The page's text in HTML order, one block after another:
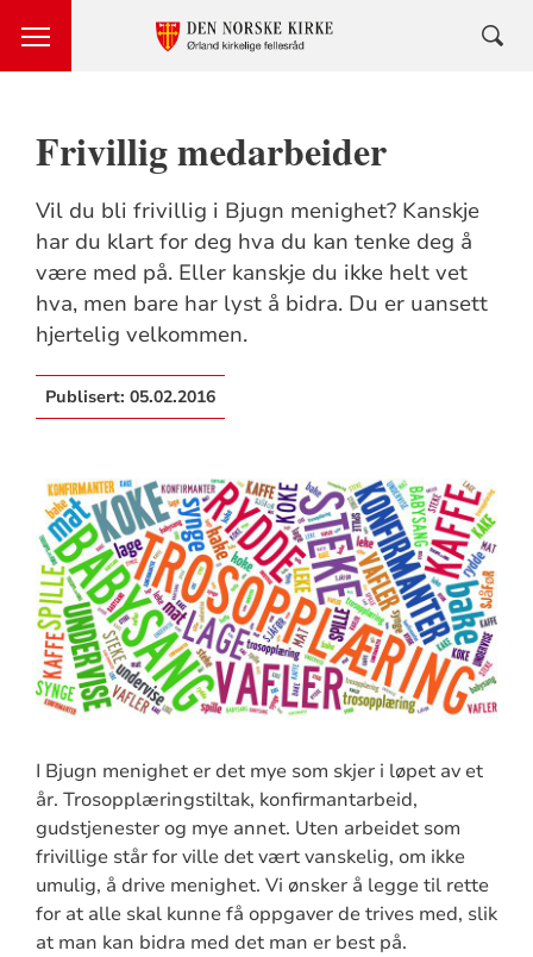
Frivillig medarbeider
Vil du bli frivillig i Bjugn menighet? Kanskje
har du klart for deg hva du kan tenke deg å
være med på. Eller kanskje du ikke helt vet
hva, men bare har lyst å bidra. Du er uansett
hjertelig velkommen.
Publisert: 05.02.2016
I Bjugn menighet er det mye som skjer i løpet av et
år. Trosopplæringstiltak, konfirmantarbeid,
gudstjenester og mye annet. Uten arbeidet som
frivillige står for ville det vært vanskelig, om ikke
umulig, å drive menighet. Vi ønsker å legge til rette
for at alle skal kunne få oppgaver de trives med, slik
at man kan bidra med det man er best på.